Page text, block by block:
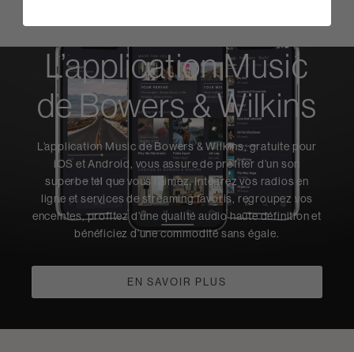
L’application Music
de Bowers & Wilkins
L’application Music de Bowers & Wilkins, gratuite pour
iOS et Android, vous assure de profiter d’un son
superbe tel que vous l’aimez. Intégrez vos radios en
ligne et services de streaming favoris, regroupez vos
enceintes, profitez d’une qualité audio haute définition et
bénéficiez d’une commodité sans égale.
EN SAVOIR PLUS